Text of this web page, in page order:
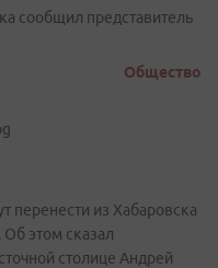
сообщил представитель
Общество
перенести из Хабаровска
Об этом сказал
столице Андрей